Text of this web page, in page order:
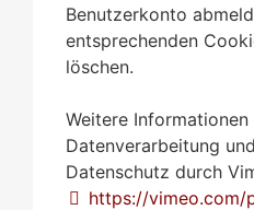
Benutzerkonto
entsprechenden
löschen.
Weitere Informationen
Datenverarbeitung
Datenschutz durch
https://vimeo.com/